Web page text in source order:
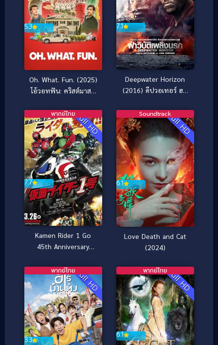
5.3
Oh. What. Fun. (2025)
โอ้วอทฟัน: คริสต์มาสนี้
7.1
Deepwater Horizon
(2016) ดีปวอเทอร์ ฮอ
Full HD
7.7
พากย์ไทย
Kamen Rider 1 Go
45th Anniversary
หมายเลข 1 ไอ้มดแดง
อาละวาด
Full HD
6.1
Soundtrack
Love Death and Cat
(2024)
Full HD
3.3
พากย์ไทย Full HD
6.1
พากย์ไทย